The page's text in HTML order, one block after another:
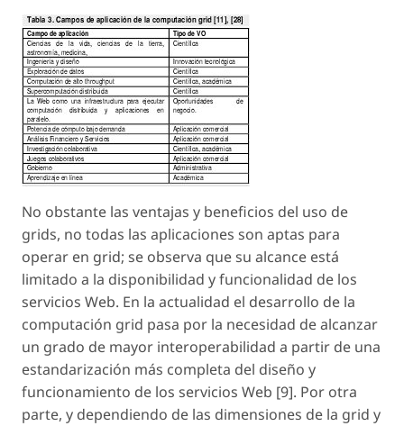
No obstante las ventajas y beneficios del uso de
grids, no todas las aplicaciones son aptas para
operar en grid; se observa que su alcance está
limitado a la disponibilidad y funcionalidad de los
servicios Web. En la actualidad el desarrollo de la
computación grid pasa por la necesidad de alcanzar
un grado de mayor interoperabilidad a partir de una
estandarización más completa del diseño y
funcionamiento de los servicios Web [9]. Por otra
parte, y dependiendo de las dimensiones de la grid y